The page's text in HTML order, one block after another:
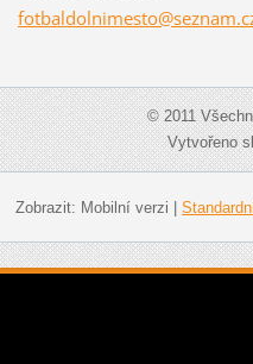
fotbaldolnimesto@seznam.
© 2011
Vytvořeno
Zobrazit: Mobilní verzi